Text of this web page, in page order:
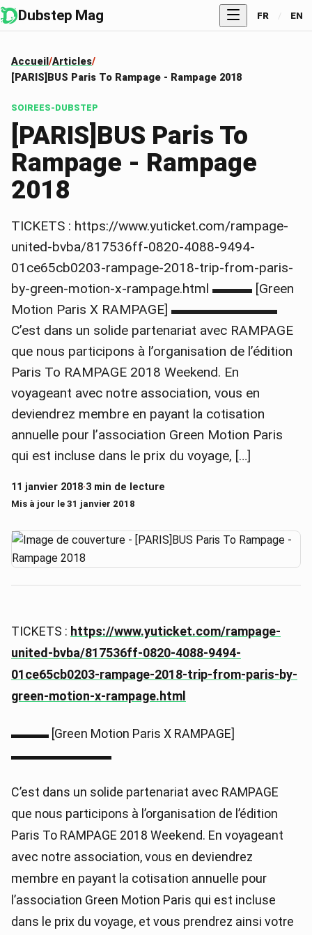
Dubstep Mag FR / EN
Accueil Articles
[PARIS]BUS Paris To Rampage - Rampage 2018
SOIREES-DUBSTEP
[PARIS]BUS Paris To
Rampage - Rampage
2018
TICKETS : https://www.yuticket.com/rampage-
united-bvba/817536ff-0820-4088-9494-
01ce65cb0203-rampage-2018-trip-from-paris-
by-green-motion-x-rampage.html ▬▬▬ [Green
Motion Paris X RAMPAGE] ▬▬▬▬▬▬▬▬
C’est dans un solide partenariat avec RAMPAGE
que nous participons à l’organisation de l’édition
Paris To RAMPAGE 2018 Weekend. En
voyageant avec notre association, vous en
deviendrez membre en payant la cotisation
annuelle pour l’association Green Motion Paris
qui est incluse dans le prix du voyage, […]
11 janvier 2018·3 min de lecture
Mis à jour le 31 janvier 2018
TICKETS : https://www.yuticket.com/rampage-
united-bvba/817536ff-0820-4088-9494-
01ce65cb0203-rampage-2018-trip-from-paris-by-
green-motion-x-rampage.html
▬▬▬ [Green Motion Paris X RAMPAGE]
▬▬▬▬▬▬▬▬
C’est dans un solide partenariat avec RAMPAGE
que nous participons à l’organisation de l’édition
Paris To RAMPAGE 2018 Weekend. En voyageant
avec notre association, vous en deviendrez
membre en payant la cotisation annuelle pour
l’association Green Motion Paris qui est incluse
dans le prix du voyage, et vous prendrez ainsi votre